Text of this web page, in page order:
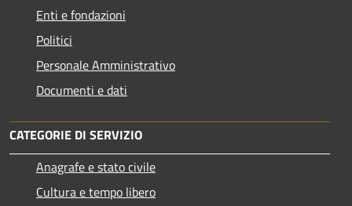
Enti e fondazioni
Politici
Personale Amministrativo
Documenti e dati
CATEGORIE DI SERVIZIO
Anagrafe e stato civile
Cultura e tempo libero